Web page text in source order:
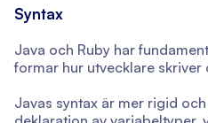
Syntax
Java och Ruby har
formar hur utvecklare skriver
Javas syntax är mer rigid